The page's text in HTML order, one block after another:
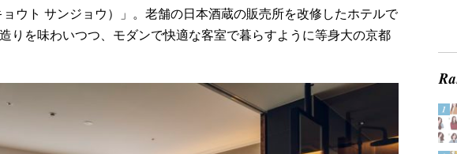
ウト サンジョウ）」。老舗の日本酒蔵の販売所を改修したホテルで
りを味わいつつ、モダンで快適な客室で暮らすように等身大の京都